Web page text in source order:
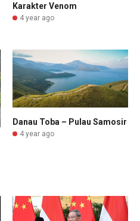
Karakter Venom
4 year ago
Danau Toba – Pulau Samosir
4 year ago